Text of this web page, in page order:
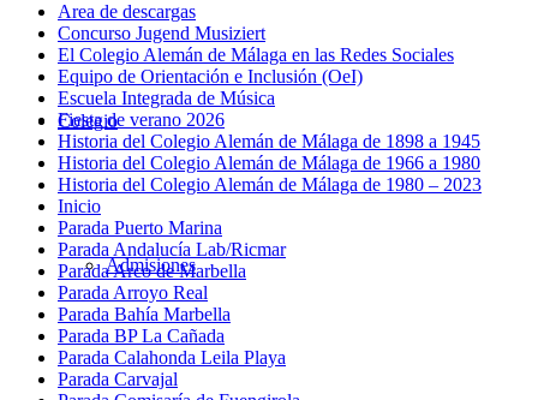
Colegio
Admisiones
Area de descargas
Concurso Jugend Musiziert
El Colegio Alemán de Málaga en las Redes Sociales
Equipo de Orientación e Inclusión (OeI)
Escuela Integrada de Música
Fiesta de verano 2026
Historia del Colegio Alemán de Málaga de 1898 a 1945
Historia del Colegio Alemán de Málaga de 1966 a 1980
Historia del Colegio Alemán de Málaga de 1980 – 2023
Inicio
Parada Puerto Marina
Parada Andalucía Lab/Ricmar
Parada Arco de Marbella
Parada Arroyo Real
Parada Bahía Marbella
Parada BP La Cañada
Parada Calahonda Leila Playa
Parada Carvajal